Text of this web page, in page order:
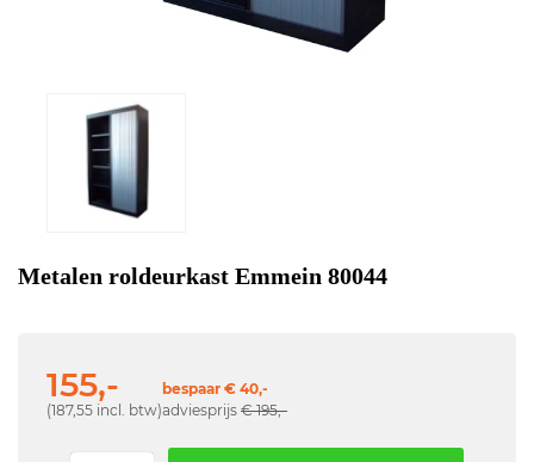
Metalen roldeurkast Emmein 80044
155,-
(187,55 incl. btw)
bespaar € 40,-
adviesprijs € 195,-